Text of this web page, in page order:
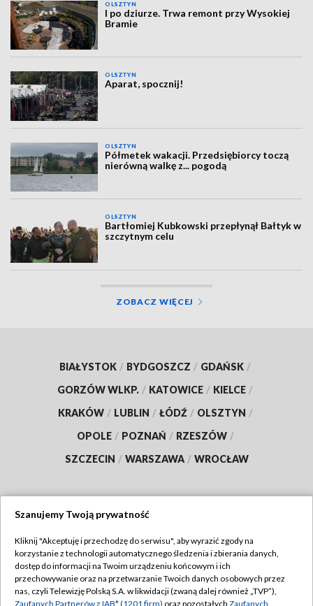
OLSZTYN
I po dziurze. Trwa remont przy Wysokiej
Bramie
OLSZTYN
Aparat, spocznij!
OLSZTYN
Półmetek wakacji. Przedsiębiorcy toczą
nierówną walkę z... pogodą
OLSZTYN
Bartłomiej Kubkowski przepłynął Bałtyk w
szczytnym celu
ZOBACZ WIĘCEJ
BIAŁYSTOK / BYDGOSZCZ / GDAŃSK /
GORZÓW WLKP. / KATOWICE / KIELCE /
KRAKÓW / LUBLIN / ŁÓDŹ / OLSZTYN /
OPOLE / POZNAŃ / RZESZÓW /
SZCZECIN / WARSZAWA / WROCŁAW
TVP
Abonament TVP
Emisja w TVP
Regulamin TVP
Szanujemy Twoją prywatność
Kliknij "Akceptuję i przechodzę do serwisu", aby wyrazić zgody na
korzystanie z technologii automatycznego śledzenia i zbierania danych,
dostęp do informacji na Twoim urządzeniu końcowym i ich
przechowywanie oraz na przetwarzanie Twoich danych osobowych przez
nas, czyli Telewizję Polską S.A. w likwidacji (zwaną dalej również „TVP”),
Zaufanych Partnerów z IAB* (1201 firm) oraz pozostałych Zaufanych